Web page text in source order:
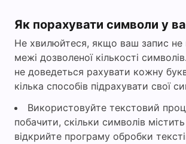
Як порахувати символи у
Не хвилюйтеся, якщо ваш запис не
межі дозволеної кількості
не доведеться рахувати кожну
кілька способів підрахувати свої
Використовуйте текстовий
побачити, скільки символів
відкрийте програму обробки